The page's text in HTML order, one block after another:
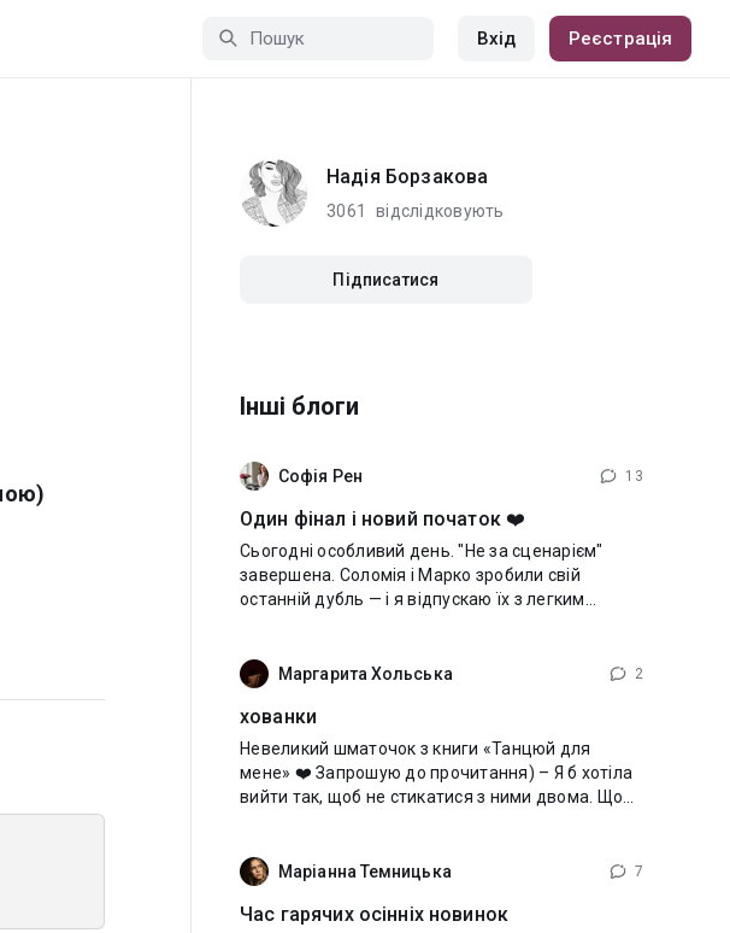
Вхід Реєстрація
Надія Борзакова
3061 відслідковують
Підписатися
Інші блоги
Софія Рен 13
Один фінал і новий початок ❤️
Сьогодні особливий день. "Не за сценарієм"
завершена. Соломія і Марко зробили свій
останній дубль — і я відпускаю їх з легким
Маргарита Хольська
2
хованки
Невеликий шматочок з книги «Танцюй для
мене» ❤️ Запрошую до прочитання) – Я б хотіла
вийти так, щоб не стикатися з ними двома. Щоб
Маріанна Темницька
7
Час гарячих осінніх новинок